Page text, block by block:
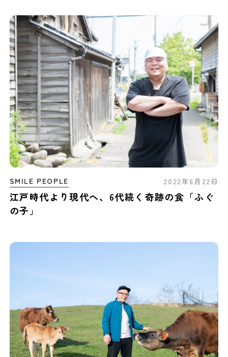
SMILE PEOPLE 2022年6月22日
江戸時代より現代へ、6代続く奇跡の食「ふぐ
の子」